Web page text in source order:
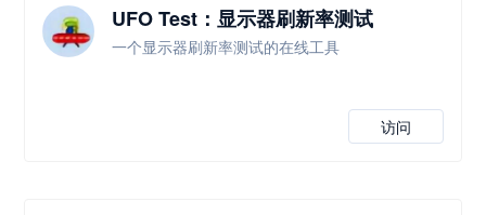
UFO Test：显示器刷新率测试
一个显示器刷新率测试的在线工具
访问